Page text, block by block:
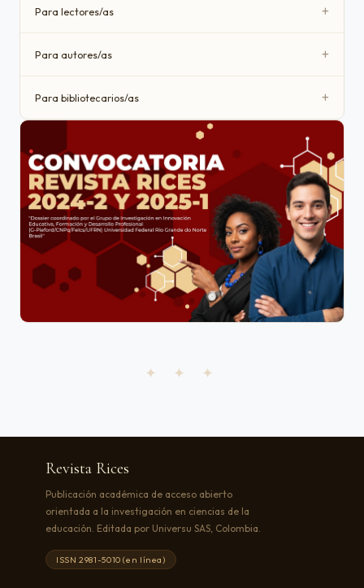
Para lectores/as +
Para autores/as +
Para bibliotecarios/as +
✦ ✦ ✦
Revista Rices
Publicación académica de acceso abierto
orientada a la investigación en ciencias de la
educación. Editada por Universu SAS, Colombia.
ISSN 2981-5010 (en línea)